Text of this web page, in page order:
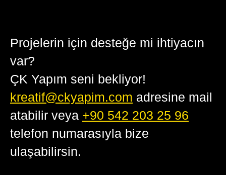
Projelerin için desteğe mi ihtiyacın
var?
ÇK Yapım seni bekliyor!
kreatif@ckyapim.com adresine mail
atabilir veya +90 542 203 25 96
telefon numarasıyla bize
ulaşabilirsin.